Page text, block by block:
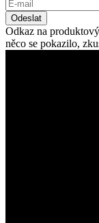
Odeslat
Odkaz na
něco se pokazilo,